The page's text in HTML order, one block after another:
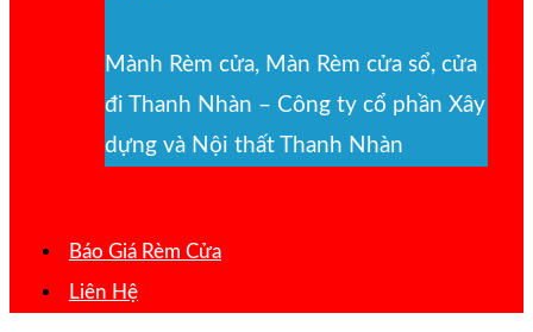
Mành Rèm cửa, Màn Rèm cửa sổ, cửa
đi Thanh Nhàn – Công ty cổ phần Xây
dựng và Nội thất Thanh Nhàn
Báo Giá Rèm Cửa
Liên Hệ